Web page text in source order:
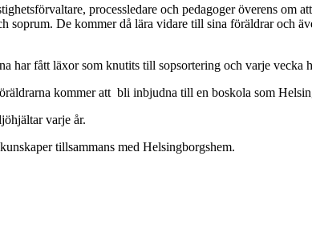
processledare och pedagoger överens om
soprum. De kommer då lära vidare till sina föräldrar och
har fått läxor som knutits till sopsortering och varje
kommer att bli inbjudna till en boskola som
varje år.
tillsammans med Helsingborgshem.